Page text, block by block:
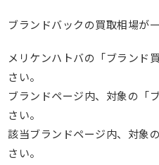
ブランドバックの買取相場が
メリケンハトバの「ブランド
さい。
ブランドページ内、対象の「
さい。
該当ブランドページ内、対象
さい。